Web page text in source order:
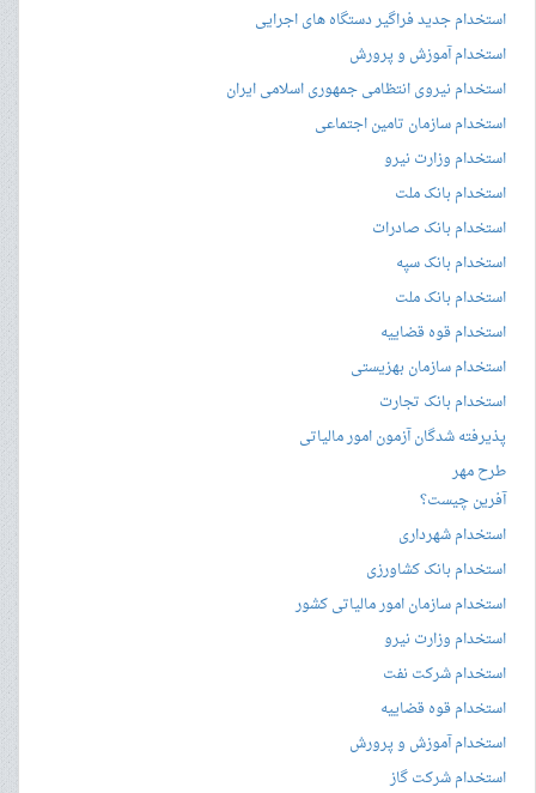
استخدام جدید فراگیر دستگاه های اجرایی
استخدام آموزش و پرورش
استخدام نیروی انتظامی جمهوری اسلامی ایران
استخدام سازمان تامین اجتماعی
استخدام وزارت نیرو
استخدام بانک ملت
استخدام بانک صادرات
استخدام بانک سپه
استخدام بانک ملت
استخدام قوه قضاییه
استخدام سازمان بهزیستی
استخدام بانک تجارت
پذیرفته شدگان آزمون امور مالیاتی
طرح مهر
آفرین چیست؟
استخدام شهرداری
استخدام بانک کشاورزی
استخدام سازمان امور مالیاتی کشور
استخدام وزارت نیرو
استخدام شرکت نفت
استخدام قوه قضاییه
استخدام آموزش و پرورش
استخدام شرکت گاز